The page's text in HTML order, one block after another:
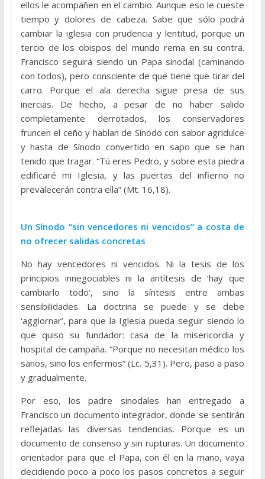
ellos le acompañen en el cambio. Aunque eso le cueste
tiempo y dolores de cabeza. Sabe que sólo podrá
cambiar la iglesia con prudencia y lentitud, porque un
tercio de los obispos del mundo rema en su contra.
Francisco seguirá siendo un Papa sinodal (caminando
con todos), pero consciente de que tiene que tirar del
carro. Porque el ala derecha sigue presa de sus
inercias. De hecho, a pesar de no haber salido
completamente derrotados, los conservadores
fruncen el ceño y hablan de Sínodo con sabor agridulce
y hasta de Sínodo convertido en sapo que se han
tenido que tragar. “Tú eres Pedro, y sobre esta piedra
edificaré mi Iglesia, y las puertas del infierno no
prevalecerán contra ella” (Mt. 16,18).
Un Sínodo “sin vencedores ni vencidos” a costa de
no ofrecer salidas concretas
No hay vencedores ni vencidos. Ni la tesis de los
principios innegociables ni la antítesis de ‘hay que
cambiarlo todo’, sino la síntesis entre ambas
sensibilidades. La doctrina se puede y se debe
‘aggiornar’, para que la Iglesia pueda seguir siendo lo
que quiso su fundador: casa de la misericordia y
hospital de campaña. “Porque no necesitan médico los
sanos, sino los enfermos” (Lc. 5,31). Pero, paso a paso
y gradualmente.
Por eso, los padre sinodales han entregado a
Francisco un documento integrador, donde se sentirán
reflejadas las diversas tendencias. Porque es un
documento de consenso y sin rupturas. Un documento
orientador para que el Papa, con él en la mano, vaya
decidiendo poco a poco los pasos concretos a seguir